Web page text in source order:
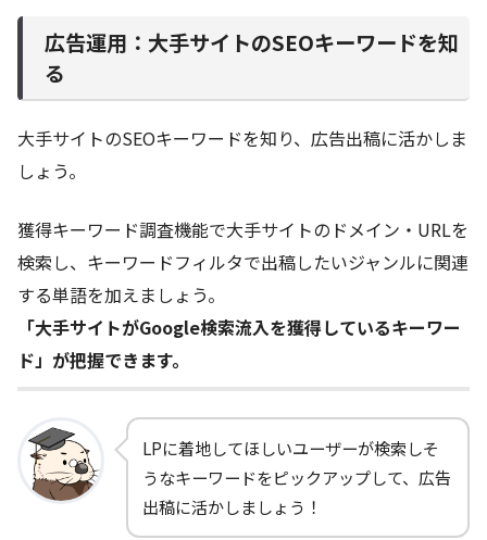
広告運用：大手サイトのSEOキーワードを知
る
大手サイトのSEOキーワードを知り、広告出稿に活かしま
しょう。
獲得キーワード調査機能で大手サイトのドメイン・URLを
検索し、キーワードフィルタで出稿したいジャンルに関連
する単語を加えましょう。
「大手サイトがGoogle検索流入を獲得しているキーワー
ド」が把握できます。
LPに着地してほしいユーザーが検索しそ
うなキーワードをピックアップして、広告
出稿に活かしましょう！